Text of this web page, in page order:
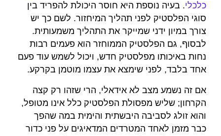
כלכלי. בעיה נוספת היא חוסר היכולת להפריד בין
סוגי הפלסטיק לפני תהליך המיחזור. לשם כך יש
צורך במיון ידני שמייקר את התהליך משמעותית.
לבסוף, גם הפלסטיק הממוחזר הוא פעמים רבות
נחות באיכותו מפלסטיק חדש, ויכול לשמש עוד פעם
אחד בלבד, לפני שימצא את עצמו מוטמן בקרקע.
אם זה נשמע מצב לא אידאלי, הרי שזהו רק קצה
הקרחון; שליש מפסולת הפלסטיק כלל אינו מטופל,
והוא זולג לסביבה היבשתית והימית במה שהפך
כבר מזמן לאחד המטרדים המדאיגים על פני כדור